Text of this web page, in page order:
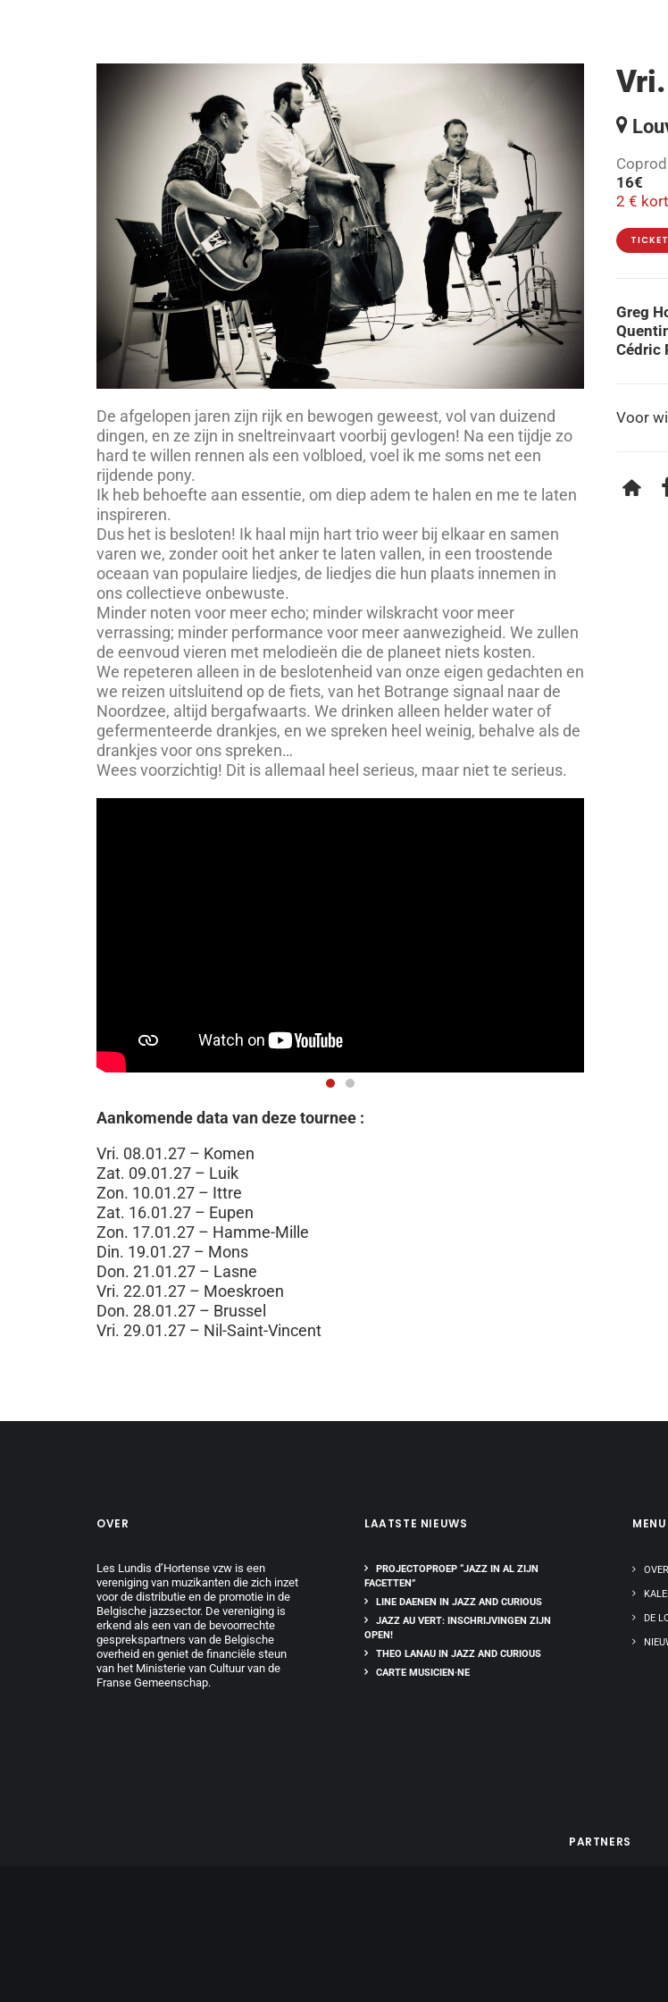
De afgelopen jaren zijn rijk en bewogen geweest, vol van duizend
dingen, en ze zijn in sneltreinvaart voorbij gevlogen! Na een tijdje zo
hard te willen rennen als een volbloed, voel ik me soms net een
rijdende pony.
Ik heb behoefte aan essentie, om diep adem te halen en me te laten
inspireren.
Dus het is besloten! Ik haal mijn hart trio weer bij elkaar en samen
varen we, zonder ooit het anker te laten vallen, in een troostende
oceaan van populaire liedjes, de liedjes die hun plaats innemen in
ons collectieve onbewuste.
Minder noten voor meer echo; minder wilskracht voor meer
verrassing; minder performance voor meer aanwezigheid. We zullen
de eenvoud vieren met melodieën die de planeet niets kosten.
We repeteren alleen in de beslotenheid van onze eigen gedachten en
we reizen uitsluitend op de fiets, van het Botrange signaal naar de
Noordzee, altijd bergafwaarts. We drinken alleen helder water of
gefermenteerde drankjes, en we spreken heel weinig, behalve als de
drankjes voor ons spreken…
Wees voorzichtig! Dit is allemaal heel serieus, maar niet te serieus.
Aankomende data van deze tournee :
Vri. 08.01.27 – Komen
Zat. 09.01.27 – Luik
Zon. 10.01.27 – Ittre
Zat. 16.01.27 – Eupen
Zon. 17.01.27 – Hamme-Mille
Din. 19.01.27 – Mons
Don. 21.01.27 – Lasne
Vri. 22.01.27 – Moeskroen
Don. 28.01.27 – Brussel
Vri. 29.01.27 – Nil-Saint-Vincent
16€
2 €
Greg
Cédric
Voor
OVER
Les Lundis d’Hortense vzw is een
vereniging van muzikanten die zich inzet
voor de distributie en de promotie in de
Belgische jazzsector. De vereniging is
erkend als een van de bevoorrechte
gesprekspartners van de Belgische
overheid en geniet de financiële steun
van het Ministerie van Cultuur van de
Franse Gemeenschap.
LAATSTE NIEUWS
PROJECTOPROEP “JAZZ IN AL ZIJN
FACETTEN”
LINE DAENEN IN JAZZ AND CURIOUS
JAZZ AU VERT: INSCHRIJVINGEN ZIJN
OPEN!
THEO LANAU IN JAZZ AND CURIOUS
CARTE MUSICIEN·NE
MENU
OVER
DE
PARTNERS